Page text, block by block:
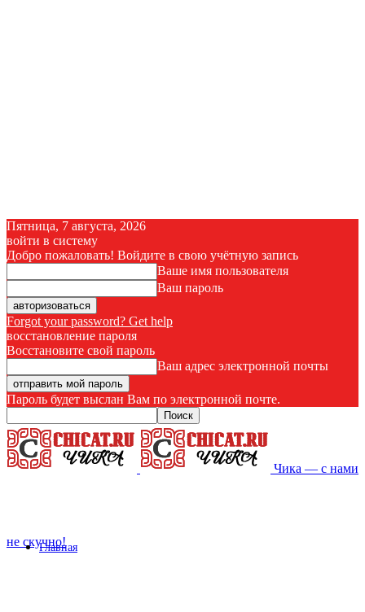
Пятница, 7 августа, 2026
войти в систему
Добро пожаловать! Войдите в свою учётную запись
Ваше имя пользователя
Ваш пароль
Forgot your password? Get help
восстановление пароля
Восстановите свой пароль
Ваш адрес электронной почты
Пароль будет выслан Вам по электронной почте.
Чика — с нами
не скучно!
Главная